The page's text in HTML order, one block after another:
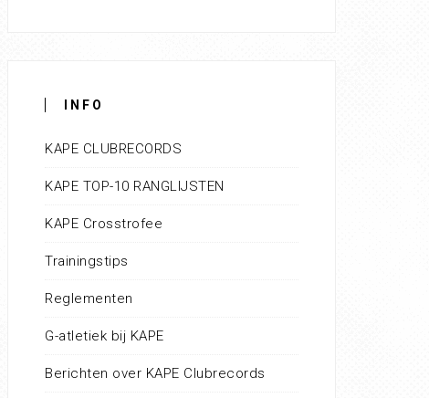
INFO
KAPE CLUBRECORDS
KAPE TOP-10 RANGLIJSTEN
KAPE Crosstrofee
Trainingstips
Reglementen
G-atletiek bij KAPE
Berichten over KAPE Clubrecords